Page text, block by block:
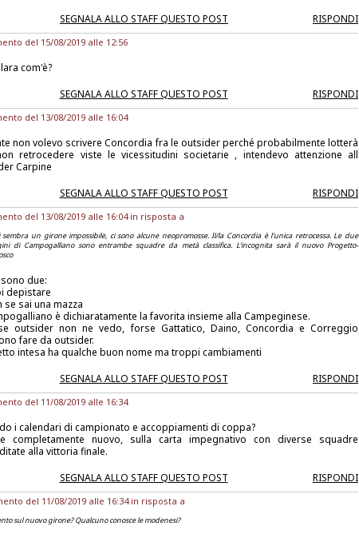
SEGNALA ALLO STAFF QUESTO POST
RISPONDI
del 15/08/2019 alle 12:56
com'è?
SEGNALA ALLO STAFF QUESTO POST
RISPONDI
del 13/08/2019 alle 16:04
non volevo scrivere Concordia fra le outsider perché probabilmente lotterà
retrocedere viste le vicessitudini societarie , intendevo attenzione all
Carpine
SEGNALA ALLO STAFF QUESTO POST
RISPONDI
del 13/08/2019 alle 16:04 in risposta a
sembra un girone impossibile, ci sono alcune neopromosse. Il/la Concordia è l'unica retrocessa. Le due
di Campogalliano sono entrambe squadre da metà classifica. L'incognita sarà il nuovo Progetto-
due:
depistare
se sai una mazza
è dichiaratamente la favorita insieme alla Campeginese.
outsider non ne vedo, forse Gattatico, Daino, Concordia e Correggio
fare da outsider.
intesa ha qualche buon nome ma troppi cambiamenti
SEGNALA ALLO STAFF QUESTO POST
RISPONDI
del 11/08/2019 alle 16:34
i calendari di campionato e accoppiamenti di coppa?
completamente nuovo, sulla carta impegnativo con diverse squadre
alla vittoria finale.
SEGNALA ALLO STAFF QUESTO POST
RISPONDI
del 11/08/2019 alle 16:34 in risposta a
sul nuovo girone? Qualcuno conosce le modenesi?